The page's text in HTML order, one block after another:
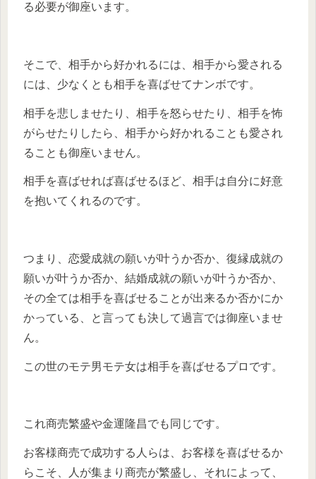
る必要が御座います。
そこで、相手から好かれるには、相手から愛される
には、少なくとも相手を喜ばせてナンボです。
相手を悲しませたり、相手を怒らせたり、相手を怖
がらせたりしたら、相手から好かれることも愛され
ることも御座いません。
相手を喜ばせれば喜ばせるほど、相手は自分に好意
を抱いてくれるのです。
つまり、恋愛成就の願いが叶うか否か、復縁成就の
願いが叶うか否か、結婚成就の願いが叶うか否か、
その全ては相手を喜ばせることが出来るか否かにか
かっている、と言っても決して過言では御座いませ
ん。
この世のモテ男モテ女は相手を喜ばせるプロです。
これ商売繁盛や金運隆昌でも同じです。
お客様商売で成功する人らは、お客様を喜ばせるか
らこそ、人が集まり商売が繁盛し、それによって、